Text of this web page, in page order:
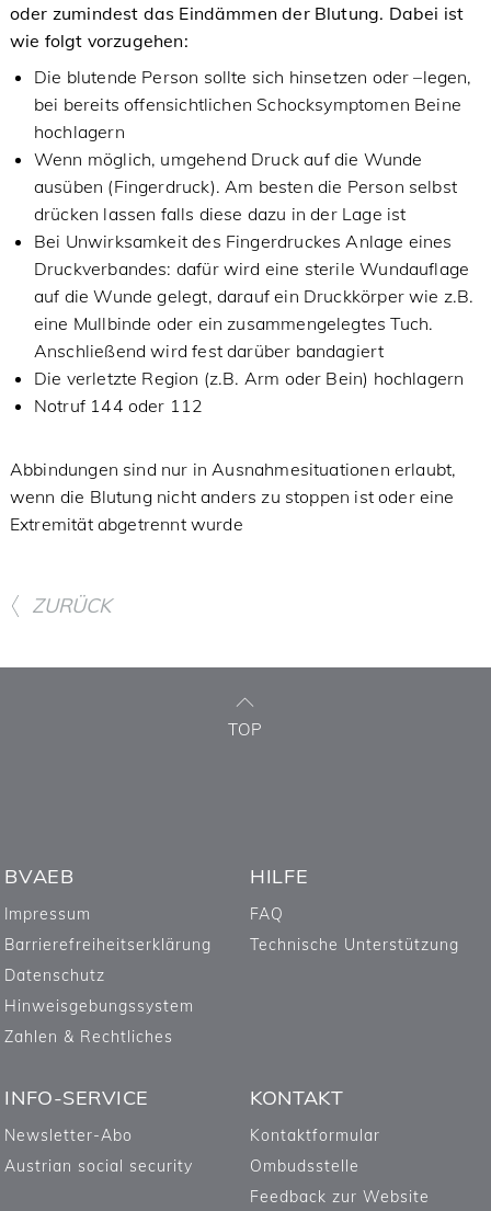
oder zumindest das Eindämmen der Blutung. Dabei ist
wie folgt vorzugehen:
Die blutende Person sollte sich hinsetzen oder –legen,
bei bereits offensichtlichen Schocksymptomen Beine
hochlagern
Wenn möglich, umgehend Druck auf die Wunde
ausüben (Fingerdruck). Am besten die Person selbst
drücken lassen falls diese dazu in der Lage ist
Bei Unwirksamkeit des Fingerdruckes Anlage eines
Druckverbandes: dafür wird eine sterile Wundauflage
auf die Wunde gelegt, darauf ein Druckkörper wie z.B.
eine Mullbinde oder ein zusammengelegtes Tuch.
Anschließend wird fest darüber bandagiert
Die verletzte Region (z.B. Arm oder Bein) hochlagern
Notruf 144 oder 112
Abbindungen sind nur in Ausnahmesituationen erlaubt,
wenn die Blutung nicht anders zu stoppen ist oder eine
Extremität abgetrennt wurde
ZURÜCK
TOP
BVAEB
Impressum
Barrierefreiheitserklärung
Datenschutz
Hinweisgebungssystem
Zahlen & Rechtliches
HILFE
FAQ
Technische Unterstützung
INFO-SERVICE
Newsletter-Abo
Austrian social security
KONTAKT
Kontaktformular
Ombudsstelle
Feedback zur Website